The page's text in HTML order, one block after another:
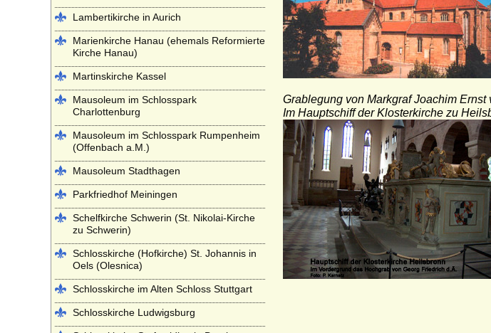
Grablegung von Markgraf Joachim
Im Hauptschiff der Klosterkirche zu
Lambertikirche in Aurich
Marienkirche Hanau (ehemals Reformierte
Kirche Hanau)
Martinskirche Kassel
Mausoleum im Schlosspark
Charlottenburg
Mausoleum im Schlosspark Rumpenheim
(Offenbach a.M.)
Mausoleum Stadthagen
Parkfriedhof Meiningen
Schelfkirche Schwerin (St. Nikolai-Kirche
zu Schwerin)
Schlosskirche (Hofkirche) St. Johannis in
Oels (Olesnica)
Schlosskirche im Alten Schloss Stuttgart
Schlosskirche Ludwigsburg